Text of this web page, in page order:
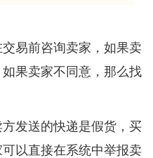
易前咨询卖家，如果卖
果卖家不同意，那么找
发送的快递是假货，买
以直接在系统中举报卖